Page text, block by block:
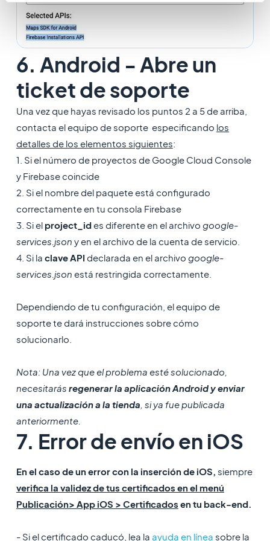
6. Android - Abre un
ticket de soporte
Una vez que hayas revisado los puntos 2 a 5 de arriba,
contacta el equipo de soporte especificando los
detalles de los elementos siguientes:
1. Si el número de proyectos de Google Cloud Console
y Firebase coincide
2. Si el nombre del paquete está configurado
correctamente en tu consola Firebase
3. Si el project_ides diferente en el archivo google-
services.json y en el archivo de la cuenta de servicio.
4. Si la clave APIdeclarada en el archivo google-
services.json está restringida correctamente.
Dependiendo de tu configuración, el equipo de
soporte te dará instrucciones sobre cómo
solucionarlo.
Nota: Una vez que el problema esté solucionado
necesitarás regenerar la aplicación Android y enviar
una actualización a la tienda , si ya fue publicada
anteriormente.
7. Error de envío en iOS
En el caso de un error con la inserción de iOS, siempre
verifica la validez de tus certificados en el menú
Publicación> App iOS > Certificados en tu back-end.
- Si el certificado caducó, lea la ayuda en línea sobre la